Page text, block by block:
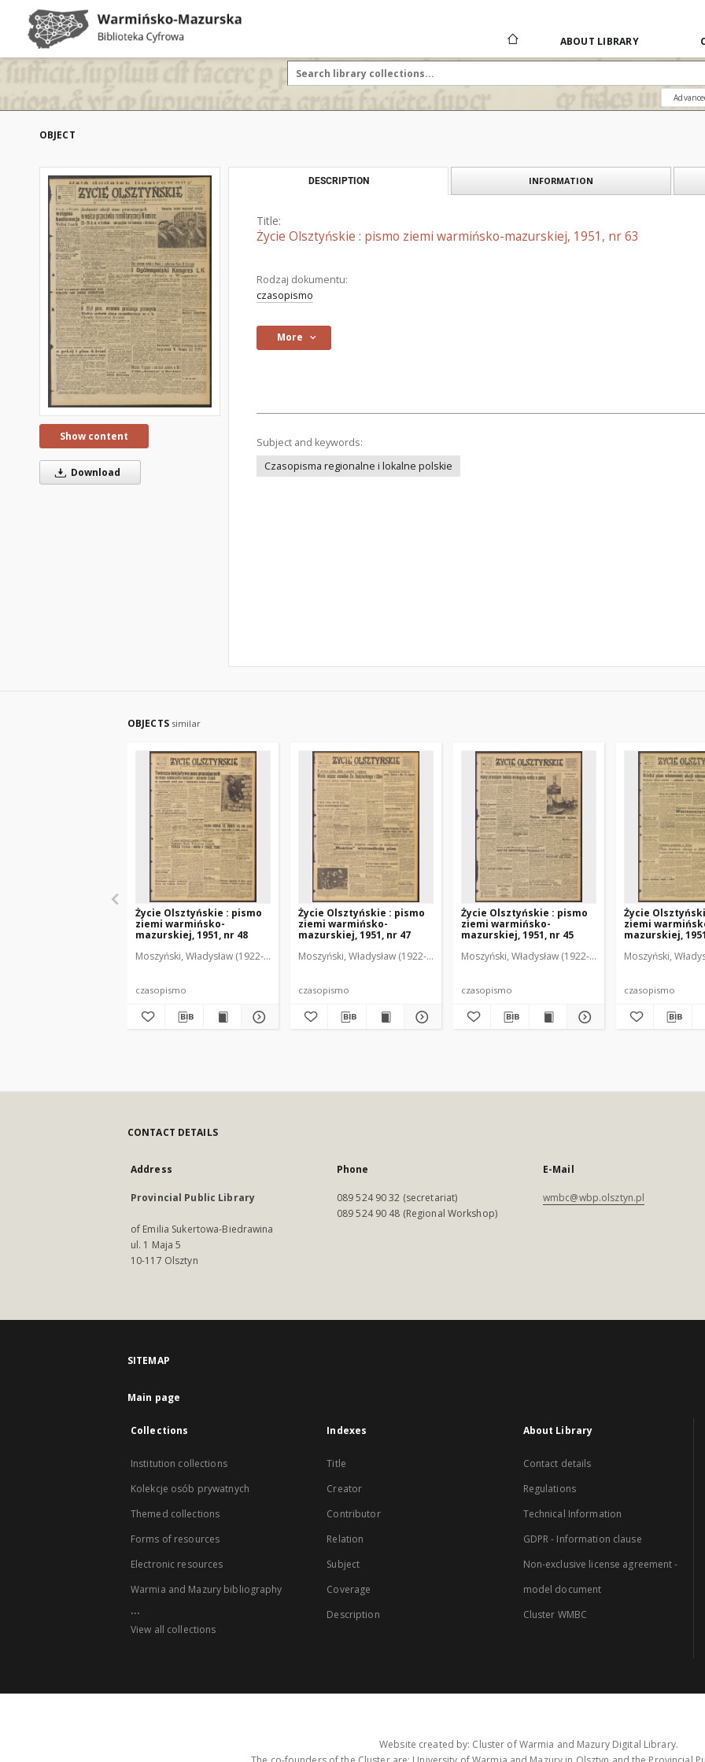
ABOUT LIBRARY
OBJECT
Show content
Download
DESCRIPTION INFORMATION
Title:
Życie Olsztyńskie : pismo ziemi warmińsko-mazurskiej, 1951, nr 63
Rodzaj dokumentu:
czasopismo
More
Subject and keywords:
Czasopisma regionalne i lokalne polskie
OBJECTS similar
Życie Olsztyńskie : pismo
ziemi warmińsko-
mazurskiej, 1951, nr 48
Moszyński, Władysław (1922-2001). Red. Mroczkowski, Włodzimierz (1902-1971). Red. Osiecki, Andrzej. Red.
czasopismo
Życie Olsztyńskie : pismo
ziemi warmińsko-
mazurskiej, 1951, nr 47
Moszyński, Władysław (1922-2001). Red. Mroczkowski, Włodzimierz (1902-1971). Red.
czasopismo
Życie Olsztyńskie : pismo
ziemi warmińsko-
mazurskiej, 1951, nr 45
Moszyński, Władysław (1922-2001). Red. Mroczkowski,
czasopismo
Życie
ziemi
mazurskiej,
Moszyński,
czasopismo
CONTACT DETAILS
Address
Provincial Public Library
of Emilia Sukertowa-Biedrawina
ul. 1 Maja 5
10-117 Olsztyn
Phone
089 524 90 32 (secretariat)
089 524 90 48 (Regional Workshop)
E-Mail
wmbc@wbp.olsztyn.pl
SITEMAP
Main page
Collections
Institution collections
Kolekcje osób prywatnych
Themed collections
Forms of resources
Electronic resources
Warmia and Mazury bibliography
...
View all collections
Indexes
Title
Creator
Contributor
Relation
Subject
Coverage
Description
About Library
Contact details
Regulations
Technical Information
GDPR - Information clause
Non-exclusive license agreement -
model document
Cluster WMBC
Website created by: Cluster of Warmia and Mazury Digital Library.